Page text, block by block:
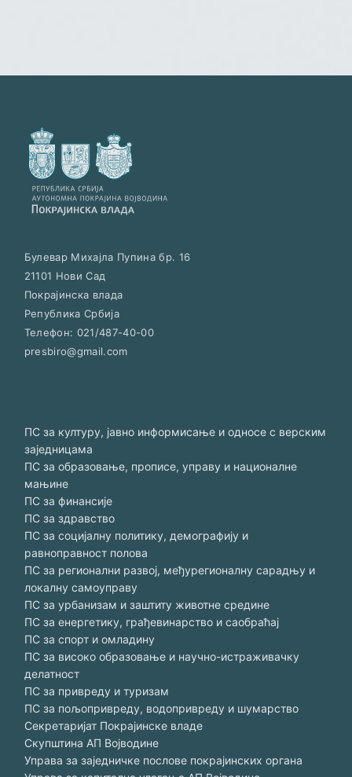
ПС за културу, јавно информисање и односе с верским
заједницама
ПС за образовање, прописе, управу и националне
мањине
ПС за финансије
ПС за здравство
ПС за социјалну политику, демографију и
равноправност полова
ПС за регионални развој, међурегионалну сарадњу и
локалну самоуправу
ПС за урбанизам и заштиту животне средине
ПС за енергетику, грађевинарство и саобраћај
ПС за спорт и омладину
ПС за високо образовање и научно-истраживачку
делатност
ПС за привреду и туризам
ПС за пољопривреду, водопривреду и шумарство
Секретаријат Покрајинске владе
Скупштина АП Војводине
Управа за заједничке послове покрајинских органа
Булевар Михајла Пупина бр. 16
21101 Нови Сад
Покрајинска влада
Република Србија
Телефон: 021/487-40-00
presbiro@gmail.com